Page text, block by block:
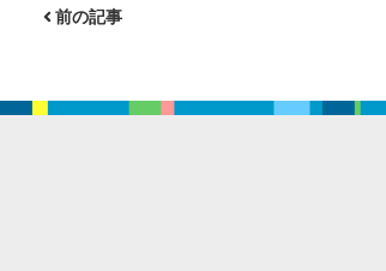
前の記事